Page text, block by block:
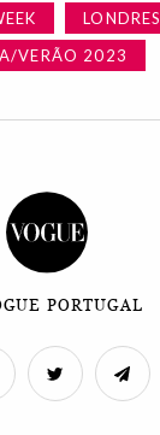
LONDRES
VERÃO 2023
PORTUGAL